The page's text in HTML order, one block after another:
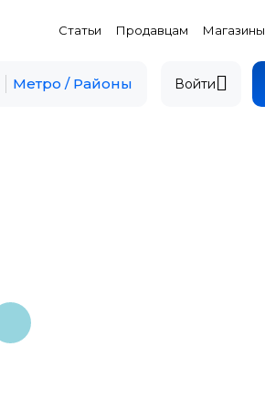
Статьи Продавцам Магазины
Метро / Районы Войти